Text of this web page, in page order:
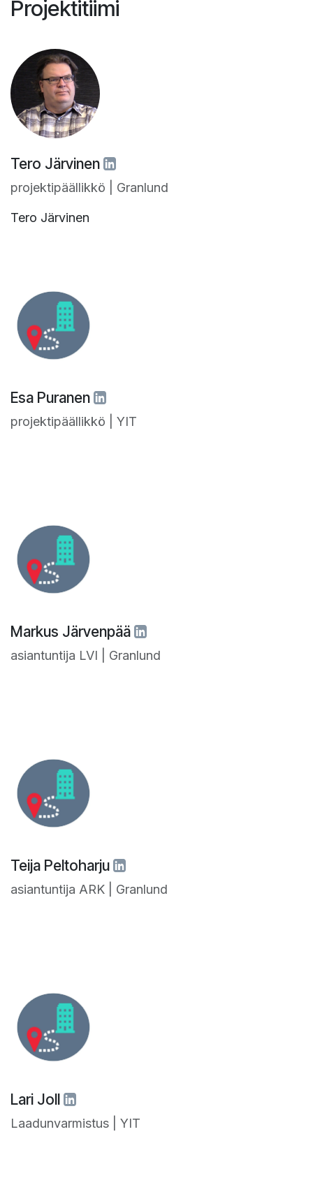
Projektitiimi
Tero Järvinen
projektipäällikkö | Granlund
Tero Järvinen
Esa Puranen
projektipäällikkö | YIT
Markus Järvenpää
asiantuntija LVI | Granlund
Teija Peltoharju
asiantuntija ARK | Granlund
Lari Joll
Laadunvarmistus | YIT